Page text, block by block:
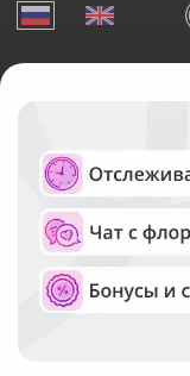
Служба
Русский Букет, 2026
Общество с
ОГРН:
Юридический
д.42, оф. 3
Рейтинг Русского